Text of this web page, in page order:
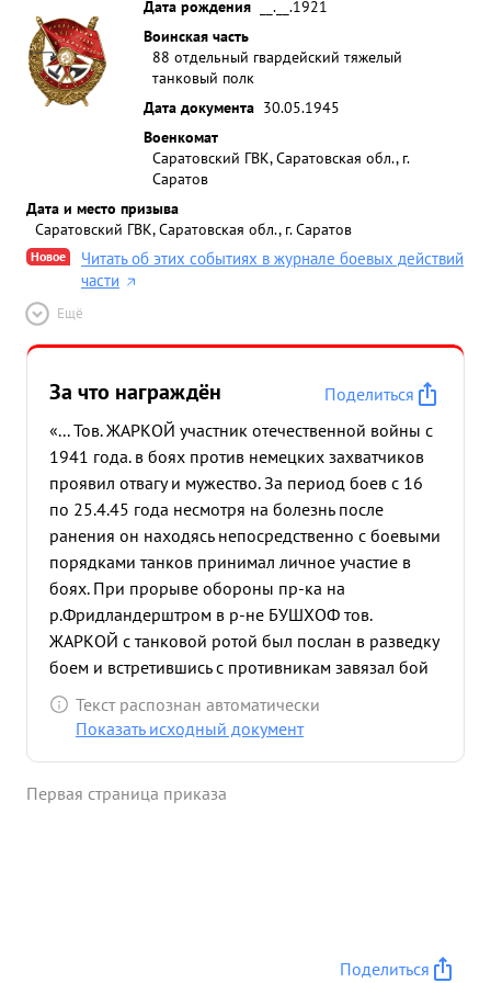
Дата рождения
__.__.1921
Воинская часть
88 отдельный гвардейский тяжелый
танковый полк
Дата документа 30.05.1945
Военкомат
Саратовский ГВК, Саратовская обл., г.
Саратов
Дата и место призыва
Саратовский ГВК, Саратовская обл., г. Саратов
Новое
Читать об этих событиях в журнале боевых действий
части
Ещё
За что награждён
Поделиться
«... Тов. ЖАРКОЙ участник отечественной войны с
1941 года. в боях против немецких захватчиков
проявил отвагу и мужество. За период боев с 16
по 25.4.45 года несмотря на болезнь после
ранения он находясь непосредственно с боевыми
порядками танков принимал личное участие в
боях. При прорыве обороны пр-ка на
р.Фридландерштром в р-не БУШХОФ тов.
ЖАРКОЙ с танковой ротой был послан в разведку
боем и встретившись с противникам завязал бой
,где было подбито и уничтожено 6 самоходок
противника несколько пулеметных точек и де 30
успешному прорыву сильно укрепленной
Текст распознан автоматически
Показать исходный документ
Первая страница приказа
Поделиться